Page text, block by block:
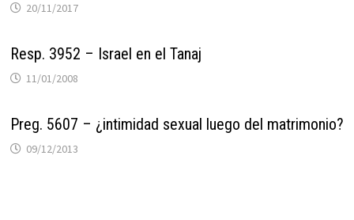
20/11/2017
Resp. 3952 – Israel en el Tanaj
11/01/2008
Preg. 5607 – ¿intimidad sexual luego del matrimonio?
09/12/2013